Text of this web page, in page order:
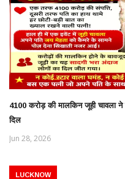
4100 करोड़ की मालकिन जूही चावला ने
दिल
Jun 28, 2026
LUCKNOW